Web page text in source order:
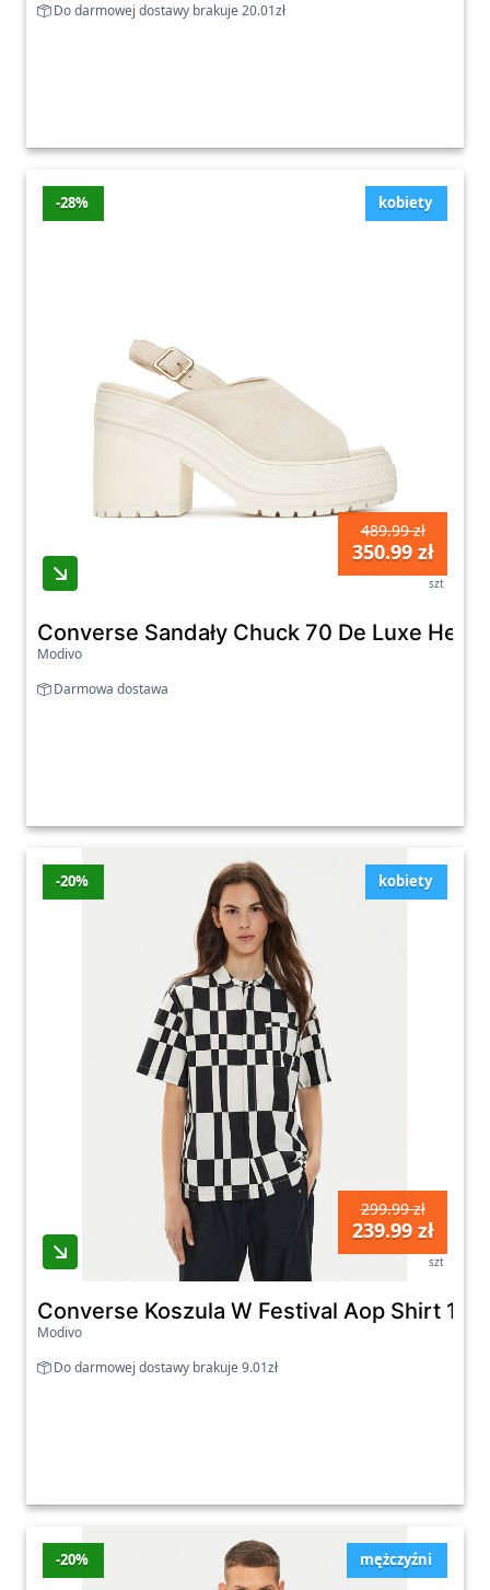
Do darmowej dostawy brakuje 20.01zł
kobiety
-28%
489.99 zł
350.99 zł
szt
Converse Sandały Chuck 70 De Luxe Heel
Modivo
Darmowa dostawa
kobiety
-20%
299.99 zł
239.99 zł
szt
Converse Koszula W Festival Aop Shirt
Modivo
Do darmowej dostawy brakuje 9.01zł
mężczyźni
-20%